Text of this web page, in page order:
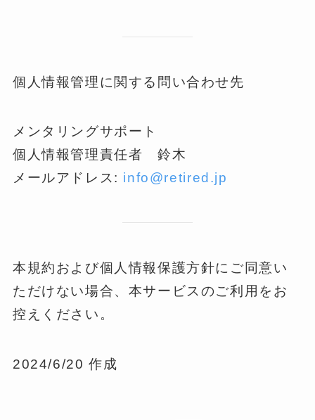
個人情報管理に関する問い合わせ先
メンタリングサポート
個人情報管理責任者 鈴木
メールアドレス: info@retired.jp
本規約および個人情報保護方針にご同意い
ただけない場合、本サービスのご利用をお
控えください。
2024/6/20 作成